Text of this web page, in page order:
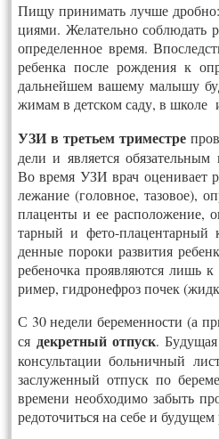
Пи­щу при­нимать луч­ше
ци­ями. Же­латель­но соб­лю­дать
оп­ре­делен­ное вре­мя.
ре­бен­ка пос­ле рож­де­ния к
даль­ней­шем ва­шему ма­лышу
жимам в детс­ком са­ду, в шко­ле
УЗИ в третьем три­мест­ре
дели и яв­ля­ет­ся
Во вре­мя УЗИ врач оце­нива­ет
ле­жание (го­лов­ное, та­зовое),
пла­цен­ты и ее рас­по­ложе­ние,
тарный и фе­то-пла­цен­тарный
денные по­роки раз­ви­тия
ре­беноч­ка про­яв­ля­ют­ся лишь
ри­мер, гид­ро­неф­роз по­чек
С 30 не­дели бе­ремен­ности (а
ся дек­ретный от­пуск.
кон­суль­та­ции боль­нич­ный
зас­лу­жен­ный от­пуск по
вре­мени не­об­хо­димо за­быть
ре­дото­чить­ся на се­бе и бу­дущем